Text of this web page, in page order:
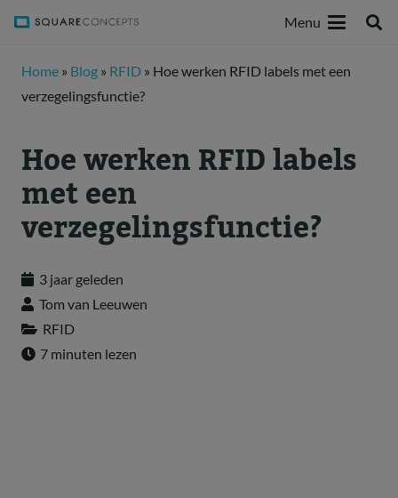
Menu
Home » Blog » RFID » Hoe werken RFID labels met een
verzegelingsfunctie?
Hoe werken RFID labels
met een
verzegelingsfunctie?
3 jaar geleden
Tom van Leeuwen
RFID
7 minuten lezen